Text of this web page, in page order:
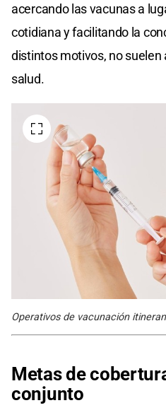
acercando las vacunas a
cotidiana y facilitando la
distintos motivos, no suelen
salud.
Operativos de vacunación
Metas de
conjunto